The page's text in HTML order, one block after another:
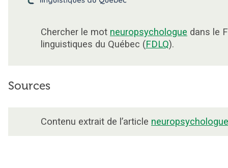
Chercher le mot neuropsychologue dans le
linguistiques du Québec (FDLQ).
Sources
Contenu extrait de l’article neuropsychologue